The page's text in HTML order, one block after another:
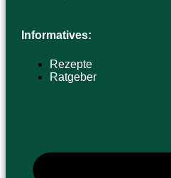
Informatives:
Rezepte
Ratgeber